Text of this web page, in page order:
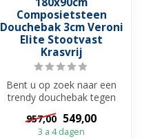
Composietsteen
Douchebak 3cm Veroni
Elite Stootvast
Krasvrij
Bent u op zoek naar een
trendy douchebak tegen
scherpste prijs? Bekijk dan
deze ...
957,00 549,00
3 a 4 dagen